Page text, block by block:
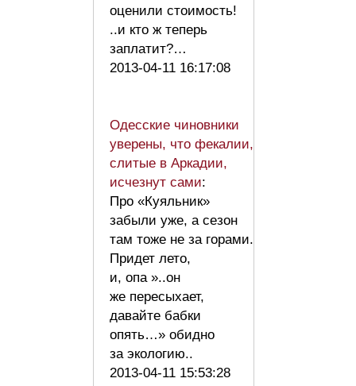
оценили стоимость!
..и кто ж теперь
заплатит?…
2013-04-11 16:17:08
Одесские чиновники
уверены, что фекалии,
слитые в Аркадии,
исчезнут сами:
Про «Куяльник»
забыли уже, а сезон
там тоже не за горами.
Придет лето,
и, опа »..он
же пересыхает,
давайте бабки
опять…» обидно
за экологию..
2013-04-11 15:53:28